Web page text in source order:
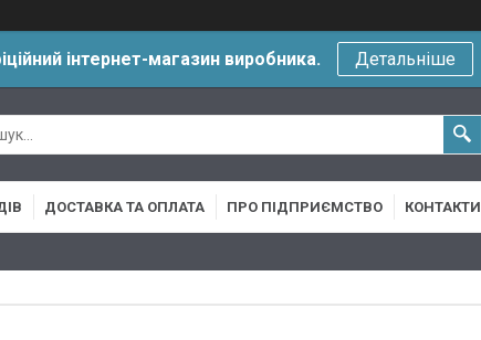
інтернет-магазин виробника. Детальніше
ДОСТАВКА ТА ОПЛАТА ПРО ПІДПРИЄМСТВО КОНТАКТИ